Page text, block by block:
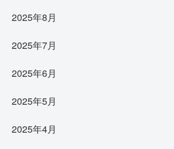
2025年8月
2025年7月
2025年6月
2025年5月
2025年4月